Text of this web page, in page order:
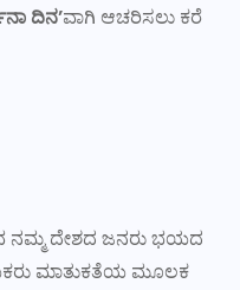
ದಿನ’ವಾಗಿ ಆಚರಿಸಲು ಕರೆ
ನಮ್ಮ ದೇಶದ ಜನರು ಭಯದ
ಮಾತುಕತೆಯ ಮೂಲಕ